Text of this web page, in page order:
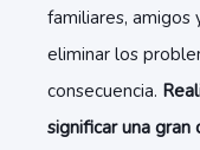
familiares, amigos
eliminar los
consecuencia.
significar una